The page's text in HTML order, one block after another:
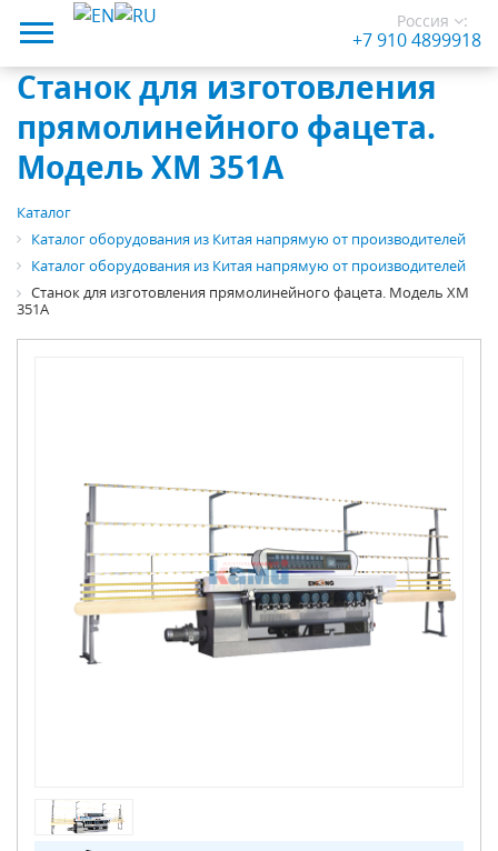
Россия
+7 910 4899918
:
Станок для изготовления
прямолинейного фацета.
Модель XM 351A
Каталог
Каталог оборудования из Китая напрямую от производителей
Каталог оборудования из Китая напрямую от производителей
Станок для изготовления прямолинейного фацета. Модель XM
351A